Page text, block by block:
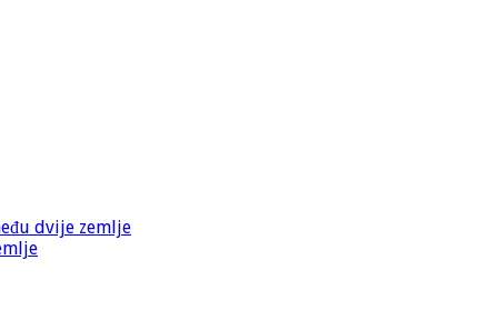
dvije zemlje